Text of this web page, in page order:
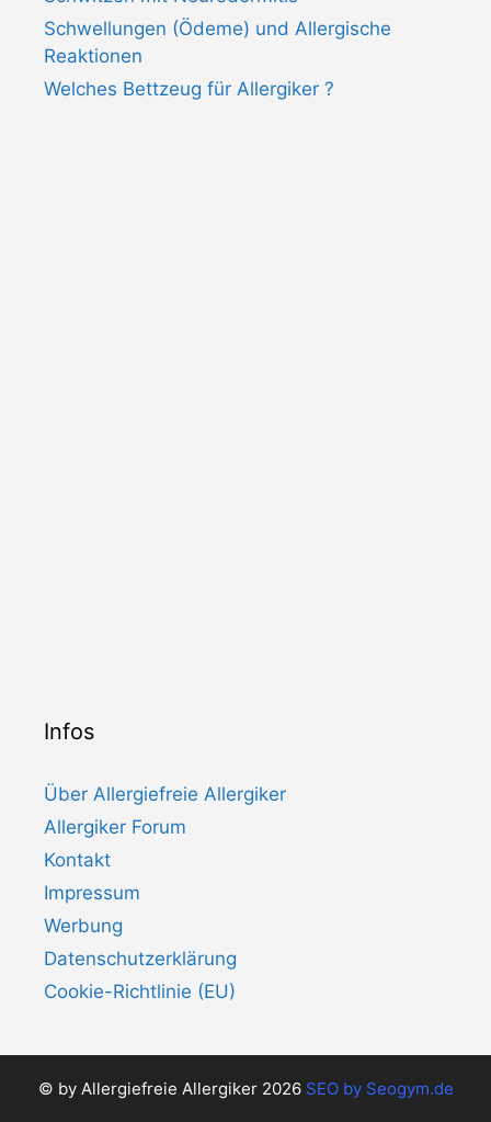
Schwellungen (Ödeme) und Allergische
Reaktionen
Welches Bettzeug für Allergiker ?
Infos
Über Allergiefreie Allergiker
Allergiker Forum
Kontakt
Impressum
Werbung
Datenschutzerklärung
Cookie-Richtlinie (EU)
© by Allergiefreie Allergiker 2026 SEO by Seogym.de